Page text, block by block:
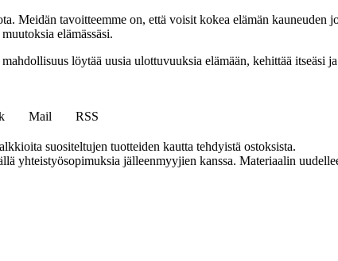
Meidän tavoitteemme on, että voisit kokea elämän kauneuden
elämässäsi.
löytää uusia ulottuvuuksia elämään, kehittää itseäsi
Mail
RSS
suositeltujen tuotteiden kautta tehdyistä ostoksista.
yhteistyösopimuksia jälleenmyyjien kanssa. Materiaalin